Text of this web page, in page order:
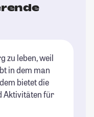
zu leben, weil
in dem man
bietet die
Aktivitäten für